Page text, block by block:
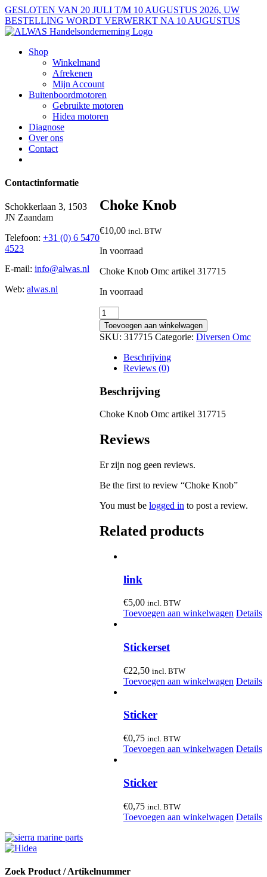
Ga
naar
inhoud
GESLOTEN VAN 20 JULI T/M 10 AUGUSTUS 2026, UW
BESTELLING WORDT VERWERKT NA 10 AUGUSTUS
Shop
Winkelmand
Afrekenen
Mijn Account
Buitenboordmotoren
Gebruikte motoren
Hidea motoren
Diagnose
Over ons
Contact
Choke Knob
€10,00 incl. BTW
In voorraad
Choke Knob Omc artikel 317715
In voorraad
Choke
Knob
quantity
Toevoegen aan winkelwagen
SKU: 317715 Categorie: Diversen Omc
Beschrijving
Reviews (0)
Beschrijving
Choke Knob Omc artikel 317715
Reviews
Er zijn nog geen reviews.
Be the first to review “Choke Knob”
You must be logged in to post a review.
Related products
link
€5,00 incl. BTW
Toevoegen aan winkelwagen Details
Stickerset
€22,50 incl. BTW
Toevoegen aan winkelwagen Details
Sticker
€0,75 incl. BTW
Toevoegen aan winkelwagen Details
Sticker
€0,75 incl. BTW
Toevoegen aan winkelwagen Details
Zoek Product / Artikelnummer
Contactinformatie
Schokkerlaan 3, 1503
JN Zaandam
Telefoon: +31 (0) 6 5470
4523
E-mail: info@alwas.nl
Web: alwas.nl